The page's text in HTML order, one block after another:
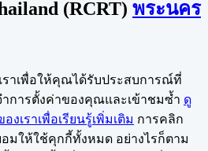
(RCRT) พระนคร
ราเพื่อให้คุณได้รับประสบการณ์ที่
ำการตั้งค่าของคุณและเข้าชมซ้ำ ดู
เราเพื่อเรียนรู้เพิ่มเติม การคลิก
มให้ใช้คุกกี้ทั้งหมด อย่างไรก็ตาม